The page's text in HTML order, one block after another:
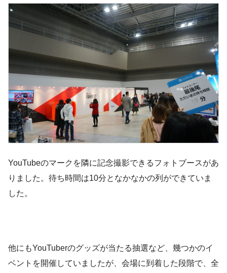
YouTubeのマークを隣に記念撮影できるフォトブースがあ
りました。待ち時間は10分となかなかの列ができていま
した。
他にもYouTuberのグッズが当たる抽選など、幾つかのイ
ベントを開催していましたが、会場に到着した段階で、全